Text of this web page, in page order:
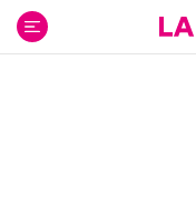
contenido